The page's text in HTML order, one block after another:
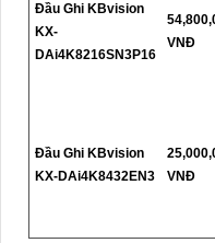
Đầu Ghi KBvision
KX-
DAi4K8216SN3P16
VNĐ
Đầu Ghi KBvision
KX-DAi4K8432EN3
VNĐ